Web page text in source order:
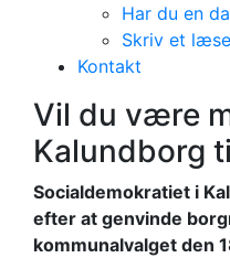
Har du en
Skriv et
Kontakt
Være
vinde
tilbage!
Vil du være
Kalundborg
Socialdemokratiet i
efter at genvinde
kommunalvalget den